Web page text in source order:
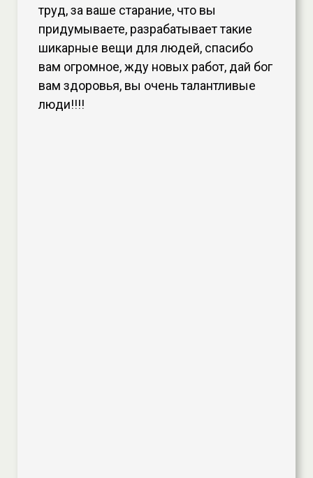
труд, за ваше старание, что вы
придумываете, разрабатывает такие
шикарные вещи для людей, спасибо
вам огромное, жду новых работ, дай бог
вам здоровья, вы очень талантливые
люди!!!!